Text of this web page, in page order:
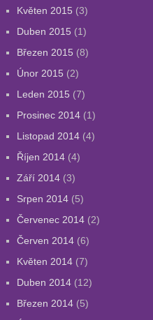
Květen 2015 (3)
Duben 2015 (1)
Březen 2015 (8)
Únor 2015 (2)
Leden 2015 (7)
Prosinec 2014(1)
Listopad 2014(4)
Říjen 2014(4)
Září 2014(3)
Srpen 2014(5)
Červenec 2014(2)
Červen 2014(6)
Květen 2014(7)
Duben 2014(12)
Březen 2014(5)